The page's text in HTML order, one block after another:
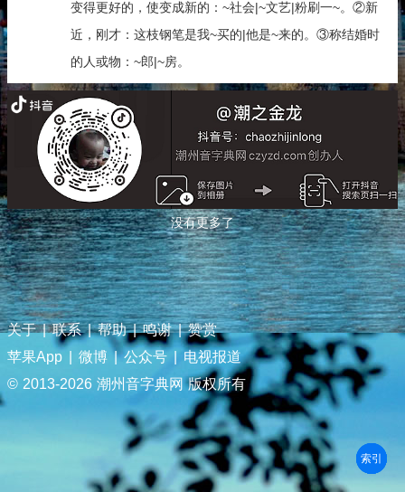
变得更好的，使变成新的：~社会|~文艺|粉刷一~。②新
近，刚才：这枝钢笔是我~买的|他是~来的。③称结婚时
的人或物：~郎|~房。
没有更多了
关于 | 联系 | 帮助 | 鸣谢 | 赞赏
苹果App
微博 | 公众号
电视报道
© 2013-2026 潮州音字典网 版权所有
部首
笔划
拼音
潮拼